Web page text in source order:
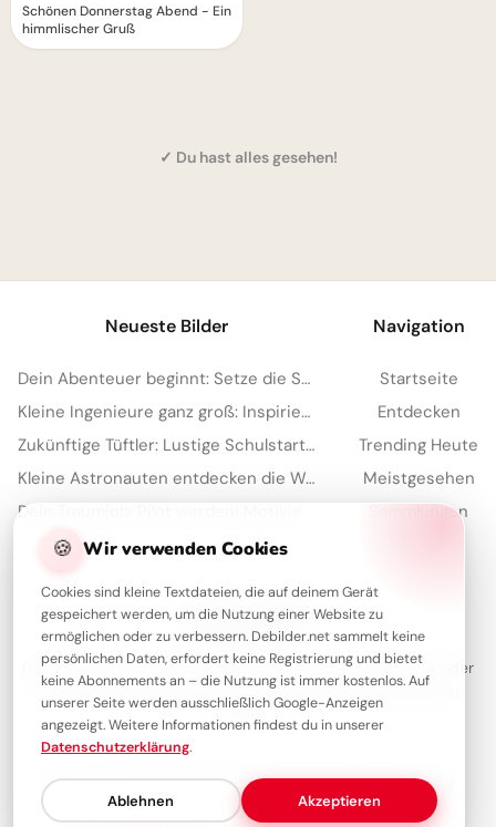
Schönen Donnerstag Abend - Ein
himmlischer Gruß
✓ Du hast alles gesehen!
🍪 Wir verwenden Cookies
Cookies sind kleine Textdateien, die auf deinem Gerät
gespeichert werden, um die Nutzung einer Website zu
ermöglichen oder zu verbessern. Debilder.net sammelt keine
persönlichen Daten, erfordert keine Registrierung und bietet
keine Abonnements an – die Nutzung ist immer kostenlos. Auf
unserer Seite werden ausschließlich Google-Anzeigen
angezeigt. Weitere Informationen findest du in unserer
Datenschutzerklärung.
Ablehnen Akzeptieren
Neueste Bilder
Dein Abenteuer beginnt: Setze die Segel für den Schulanfang auf Instagram!
Kleine Ingenieure ganz groß: Inspirierende Schulstart-Bilder für WhatsApp!
Zukünftige Tüftler: Lustige Schulstart-Grüße für Facebook
Kleine Astronauten entdecken die Welt: Schulstart-Bilder für YouTube
Navigation
Startseite
Entdecken
Trending Heute
Meistgesehen
Sammlungen
Über Debilder
Debilder ist deine Plattform für die schönsten Grüße und Bilder
zum Teilen. Entdecke unsere Sammlung und verschenke ein
Lächeln!
Über unsKontaktRedaktionImpressumDatenschutzerklärung